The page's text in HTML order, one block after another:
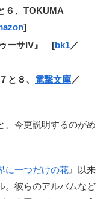
、TOKUMA
]
ーサIV』 [bk1／
と８、 電撃文庫／
今更説明するのがめ
に一つだけの花 』以来
。彼らのアルバムなど